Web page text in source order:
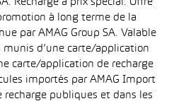
Recharge à prix spécial: Offre
à long terme de la
par AMAG Group SA. Valable
d’une carte/application
carte/application de recharge
importés par AMAG Import
recharge publiques et dans les